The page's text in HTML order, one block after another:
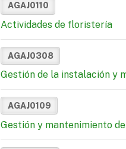
AGAJ0110
Actividades de floristería
AGAJ0308
Gestión de la instalación y
AGAJ0109
Gestión y mantenimiento